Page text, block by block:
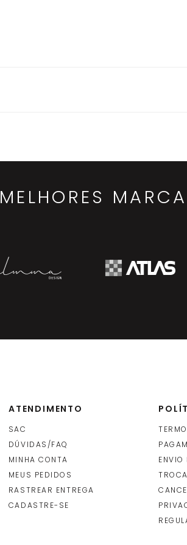
MELHORES
ATENDIMENTO
SAC
DÚVIDAS/FAQ
MINHA CONTA
MEUS PEDIDOS
RASTREAR ENTREGA
CADASTRE-SE
ENVIO